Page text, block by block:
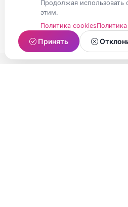
Продолжая использовать
этим.
Политика cookies
Принять